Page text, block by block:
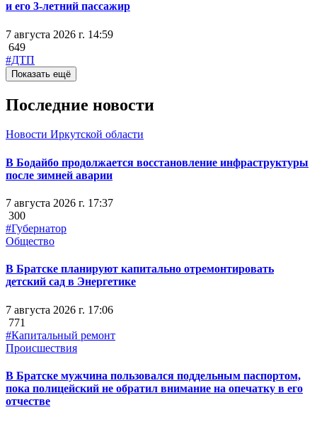
и его 3-летний пассажир
7 августа 2026 г. 14:59
649
#ДТП
Показать ещё
Последние новости
Новости Иркутской области
В Бодайбо продолжается восстановление инфраструктуры
после зимней аварии
7 августа 2026 г. 17:37
300
#Губернатор
Общество
В Братске планируют капитально отремонтировать
детский сад в Энергетике
7 августа 2026 г. 17:06
771
#Капитальный ремонт
Происшествия
В Братске мужчина пользовался поддельным паспортом,
пока полицейский не обратил внимание на опечатку в его
отчестве